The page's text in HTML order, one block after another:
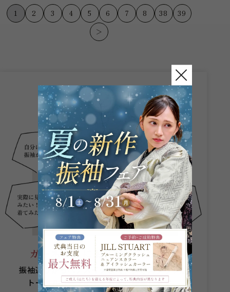
ト草薙店です♪...
ネット草...
1 2 3 4 5 6 7 8 38
39
＞
こんなお悩み
ありませんか？
ガーネットにお任せください。
振袖選びからヘアメイクまでプロのスタッフが
トータルコーディネートをご提案します。